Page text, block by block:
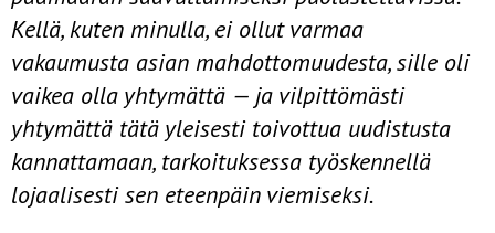
Kellä, kuten minulla, ei ollut varmaa
vakaumusta asian mah­dottomuudesta, sille oli
vaikea olla yhtymättä — ja vilpittömästi
yhtymättä tätä yleisesti toivottua uudistusta
kannattamaan, tarkoituksessa työskennellä
lojaalisesti sen eteenpäin viemiseksi.